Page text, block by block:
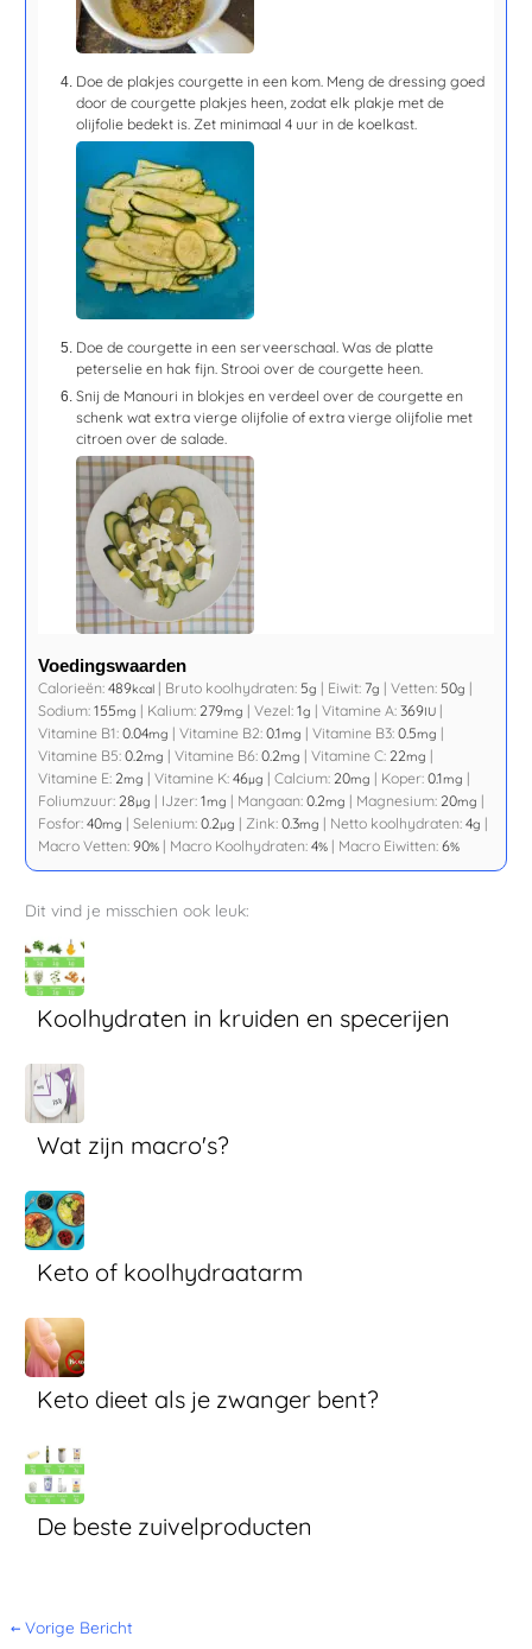
Doe de plakjes courgette in een kom. Meng de dressing goed
door de courgette plakjes heen, zodat elk plakje met de
olijfolie bedekt is. Zet minimaal 4 uur in de koelkast.
Doe de courgette in een serveerschaal. Was de platte
peterselie en hak fijn. Strooi over de courgette heen.
Snij de Manouri in blokjes en verdeel over de courgette en
schenk wat extra vierge olijfolie of extra vierge olijfolie met
citroen over de salade.
Voedingswaarden
Calorieën:489kcal | Bruto koolhydraten: 5g | Eiwit: 7g |Vetten: 50g |
Sodium:155mg | Kalium: 279mg |Vezel:1g |Vitamine A:369IU |
Vitamine B1:0.04mg |Vitamine B2:0.1mg |Vitamine B3:0.5mg |
Vitamine B5:0.2mg |Vitamine B6:0.2mg |Vitamine C: 22mg |
Vitamine E: 2mg |Vitamine K:46µg |Calcium: 20mg | Koper:0.1mg |
Foliumzuur: 28µg | IJzer:1mg | Mangaan:0.2mg | Magnesium: 20mg |
Fosfor:40mg |Selenium:0.2µg | Zink:0.3mg | Netto koolhydraten:4g |
Macro Vetten:90% | Macro Koolhydraten:4% | Macro Eiwitten:6%
Dit vind je misschien ook leuk:
Koolhydraten in kruiden en specerijen
Wat zijn macro's?
Keto of koolhydraatarm
Keto dieet als je zwanger bent?
De beste zuivelproducten
← Vorige Bericht